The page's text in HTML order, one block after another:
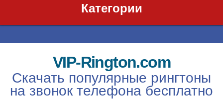
Категории
VIP-Rington.com
Скачать популярные рингтоны
на звонок телефона бесплатно